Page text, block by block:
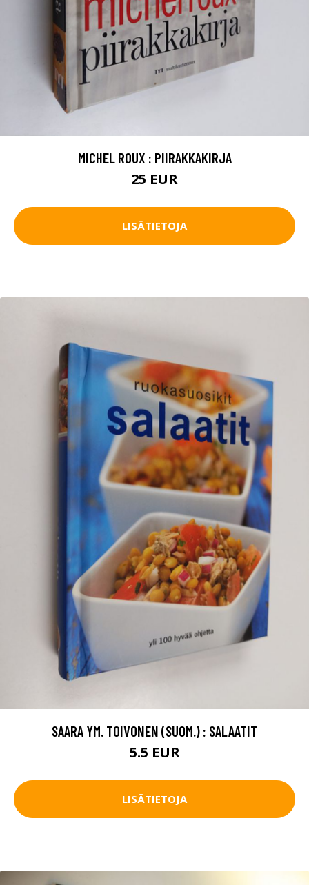
MICHEL ROUX : PIIRAKKAKIRJA
25 EUR
LISÄTIETOJA
SAARA YM. TOIVONEN (SUOM.) : SALAATIT
5.5 EUR
LISÄTIETOJA